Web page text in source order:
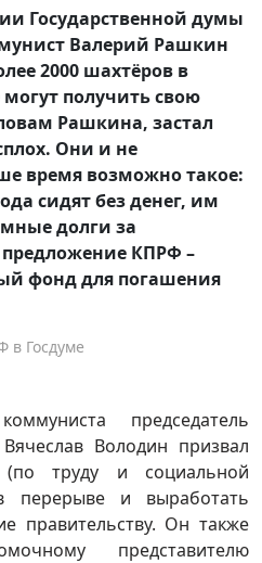
Государственной думы
Валерий Рашкин
2000 шахтёров в
могут получить свою
Рашкина, застал
Они и не
время возможно такое:
сидят без денег, им
долги за
КПРФ –
фонд для погашения
в Госдуме
председатель
Володин призвал
труду и социальной
перерыве и выработать
правительству. Он также
представителю